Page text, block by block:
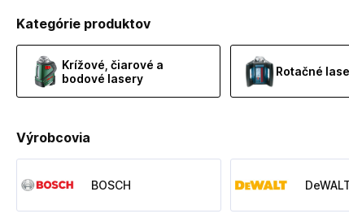
Kategórie produktov
Krížové, čiarové a
bodové lasery
Rotačné
Výrobcovia
BOSCH